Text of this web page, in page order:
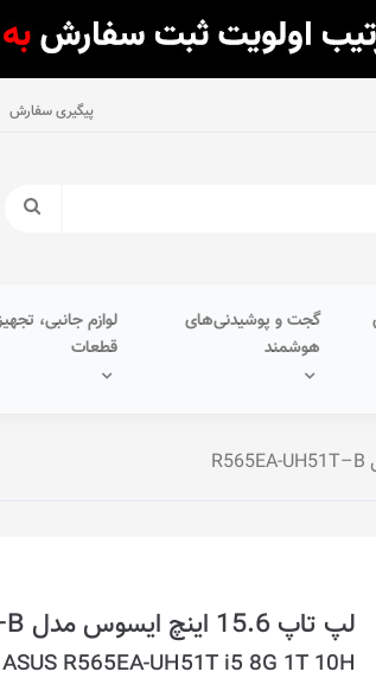
پیگیری سفارش
گجت و پوشیدنی‌های
هوشمند
لوازم جانبی،
قطعات
لپ تاپ 15.6 اینچ ایسوس مدل R565EA-UH51T–B
ASUS R565EA-UH51T i5 8G 1T 10H